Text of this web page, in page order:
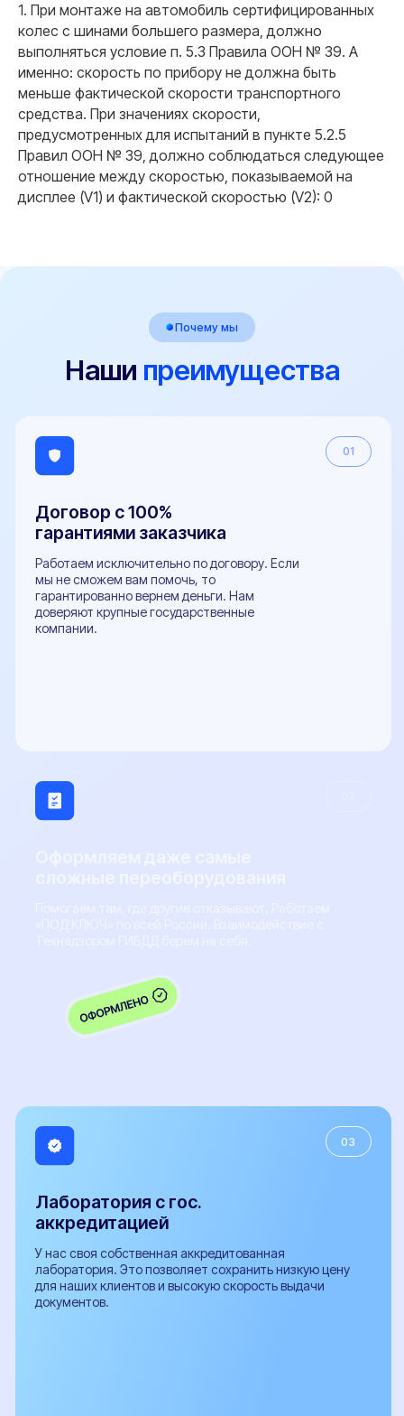
1. При монтаже на автомобиль сертифицированных
колес с шинами большего размера, должно
выполняться условие п. 5.3 Правила ООН № 39. А
именно: скорость по прибору не должна быть
меньше фактической скорости транспортного
средства. При значениях скорости,
предусмотренных для испытаний в пункте 5.2.5
Правил ООН № 39, должно соблюдаться следующее
отношение между скоростью, показываемой на
дисплее (V1) и фактической скоростью (V2): 0
Ваш номер
+7
Ваша электронная почта
Ваш вопрос
ИНН 3525479460
Центральный офис: г. Вологда,
ул. Мира 40, этаж 2, офис 4
Грузовые автомобили
Микроавтобусы
Внедорожники
Все услуги
Замена двигателя
Установка ГБО
Регистрация обвесов
Регистрация топливного бака
Оформление органов управления
Мы в соцсетях:
Телефон
5.0